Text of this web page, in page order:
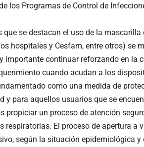
los Programas de Control de
que se destacan el uso de la
hospitales y Cesfam, entre otros) se
importante continuar reforzando en la
cuando acudan a los
como una medida de
y para aquellos usuarios que se
propiciar un proceso de atención
respiratorias. El proceso de apertura a
según la situación epidemiológica y